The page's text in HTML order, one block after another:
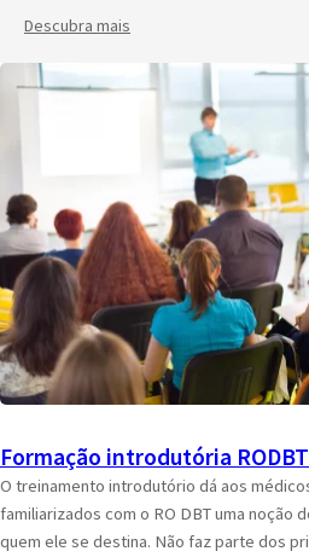
Descubra mais
Formação introdutória RODBT
O treinamento introdutório dá aos
familiarizados com o RO DBT uma noção
quem ele se destina. Não faz parte dos